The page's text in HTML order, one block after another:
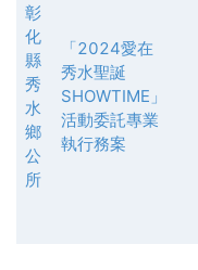
彰
化
縣
秀
水
鄉
公
所
「2024愛在
秀水聖誕
SHOWTIME」
活動委託專業
執行務案